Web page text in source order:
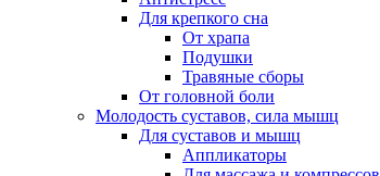
Для крепкого сна
От храпа
Подушки
Травяные сборы
От головной боли
Молодость суставов, сила мышц
Для суставов и мышц
Аппликаторы